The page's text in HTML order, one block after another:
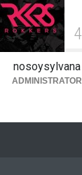
4
nosoysylvana
ADMINISTRATOR